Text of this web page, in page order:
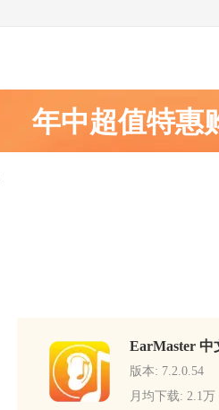
年中超值特惠
EarMaster 中
版本: 7.2.0.54
月均下载: 2.1万